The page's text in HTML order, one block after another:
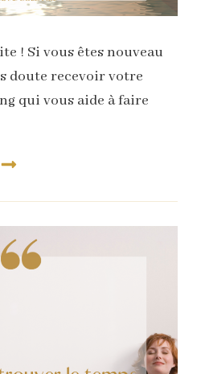
! Si vous êtes nouveau
doute recevoir votre
qui vous aide à faire